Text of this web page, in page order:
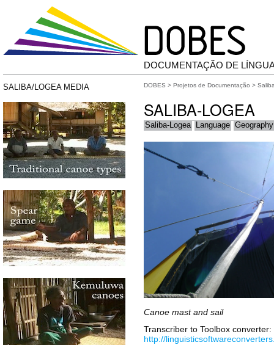
DOCUMENTAÇÃO DE
SALIBA/LOGEA MEDIA DOBES > Projetos de Documentação >
SALIBA-LOGEA
Saliba-Logea Language Geography
Canoe mast and sail
Transcriber to Toolbox converter:
http://